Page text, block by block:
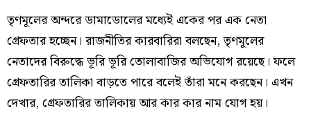
তৃণমূলের অন্দরে ডামাডোলের মধ্যেই একের পর এক নেতা
গ্রেফতার হচ্ছেন। রাজনীতির কারবারিরা বলছেন, তৃণমূলের
নেতাদের বিরুদ্ধে ভূরি ভূরি তোলাবাজির অভিযোগ রয়েছে। ফলে
গ্রেফতারির তালিকা বাড়তে পারে বলেই তাঁরা মনে করছেন। এখন
দেখার, গ্রেফতারির তালিকায় আর কার কার নাম যোগ হয়।